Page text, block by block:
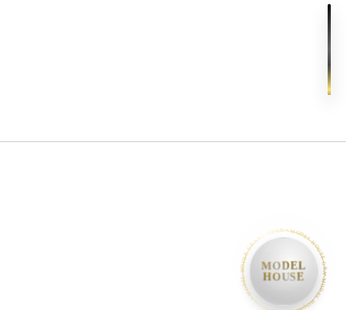
• MODEL HOUSE GRAND OPEN • MODEL HOUSE GRAND OPEN • MODEL HOUSE GRAND OPEN •
MODEL
HOUSE